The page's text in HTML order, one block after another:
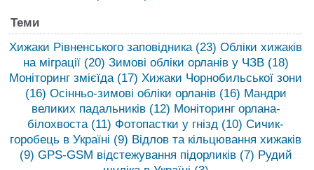
Теми
Хижаки Рівненського заповідника (23) Обліки хижаків
на міграції(20) Зимові обліки орланів у ЧЗВ(18)
Моніторинг змієїда (17) Хижаки Чорнобильської зони
(16) Осінньо-зимові обліки орланів(16) Мандри
великих падальників(12) Моніторинг орлана-
білохвоста (11) Фотопастки у гнізд (10) Сичик-
горобець в Україні (9) Відлов та кільцювання хижаків
(9) GPS-GSM відстежування підорликів(7) Рудий